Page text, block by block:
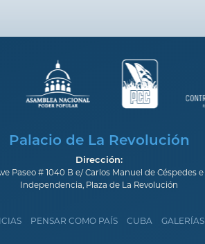
Palacio de La Revolución
Dirección:
Paseo # 1040 B e/ Carlos Manuel de Céspedes e
Independencia, Plaza de La Revolución
PENSAR COMO PAÍS CUBA GALERÍAS